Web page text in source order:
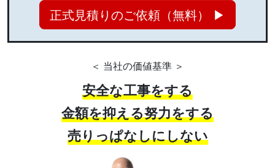
正式見積りのご依頼（無料） ▶
＜ 当社の価値基準 ＞
安全な工事をする
金額を抑える努力をする
売りっぱなしにしない